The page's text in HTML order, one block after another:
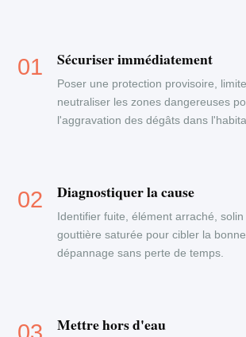
Sécuriser immédiatement
Poser une protection provisoire,
neutraliser les zones dangereuses
l'aggravation des dégâts dans
Diagnostiquer la cause
Identifier fuite, élément arraché,
gouttière saturée pour cibler la
dépannage sans perte de temps.
Mettre hors d'eau